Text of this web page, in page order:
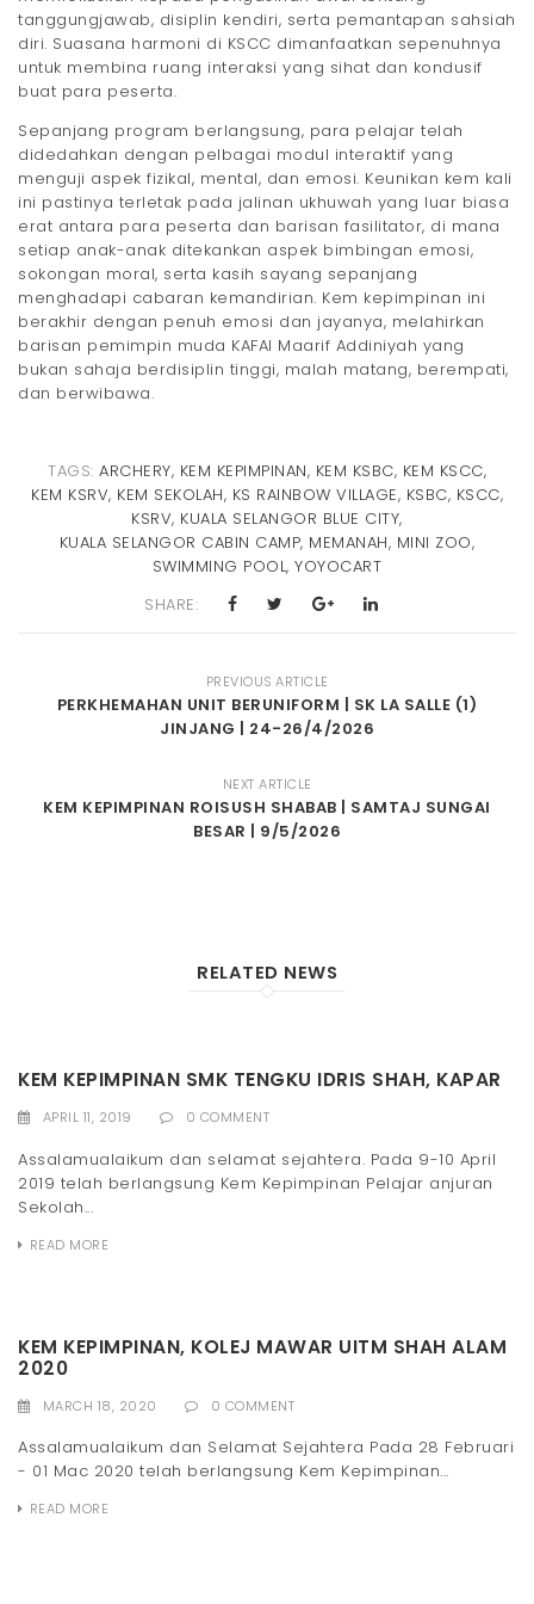
tanggungjawab, disiplin kendiri, serta pemantapan sahsiah
diri. Suasana harmoni di KSCC dimanfaatkan sepenuhnya
untuk membina ruang interaksi yang sihat dan kondusif
buat para peserta.
Sepanjang program berlangsung, para pelajar telah
didedahkan dengan pelbagai modul interaktif yang
menguji aspek fizikal, mental, dan emosi. Keunikan kem kali
ini pastinya terletak pada jalinan ukhuwah yang luar biasa
erat antara para peserta dan barisan fasilitator, di mana
setiap anak-anak ditekankan aspek bimbingan emosi,
sokongan moral, serta kasih sayang sepanjang
menghadapi cabaran kemandirian. Kem kepimpinan ini
berakhir dengan penuh emosi dan jayanya, melahirkan
barisan pemimpin muda KAFAI Maarif Addiniyah yang
bukan sahaja berdisiplin tinggi, malah matang, berempati,
dan berwibawa.
TAGS: ARCHERY, KEM KEPIMPINAN, KEM KSBC, KEM KSCC,
KEM KSRV, KEM SEKOLAH, KS RAINBOW VILLAGE, KSBC, KSCC,
KSRV, KUALA SELANGOR BLUE CITY,
KUALA SELANGOR CABIN CAMP, MEMANAH, MINI ZOO,
SWIMMING POOL,YOYOCART
SHARE:
PREVIOUS ARTICLE
PERKHEMAHAN UNIT BERUNIFORM | SK LA SALLE (1)
JINJANG | 24-26/4/2026
NEXT ARTICLE
KEM KEPIMPINAN ROISUSH SHABAB | SAMTAJ SUNGAI
BESAR | 9/5/2026
RELATED NEWS
KEM KEPIMPINAN SMK TENGKU IDRIS SHAH, KAPAR
APRIL 11, 2019 0 COMMENT
Assalamualaikum dan selamat sejahtera. Pada 9-10 April
2019 telah berlangsung Kem Kepimpinan Pelajar anjuran
Sekolah...
READ MORE
KEM KEPIMPINAN, KOLEJ MAWAR UITM SHAH ALAM
2020
MARCH 18, 2020 0 COMMENT
Assalamualaikum dan Selamat Sejahtera Pada 28 Februari
- 01 Mac 2020 telah berlangsung Kem Kepimpinan...
READ MORE